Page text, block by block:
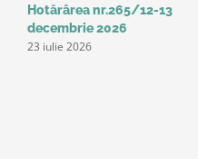
Hotărârea nr.265/12-13
decembrie 2026
23 iulie 2026